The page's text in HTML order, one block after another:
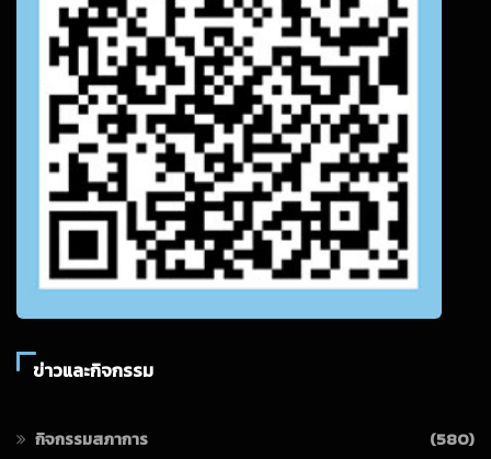
ข่าวและกิจกรรม
กิจกรรมสภาการ
(580)